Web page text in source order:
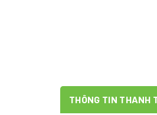
THÔNG TIN THANH